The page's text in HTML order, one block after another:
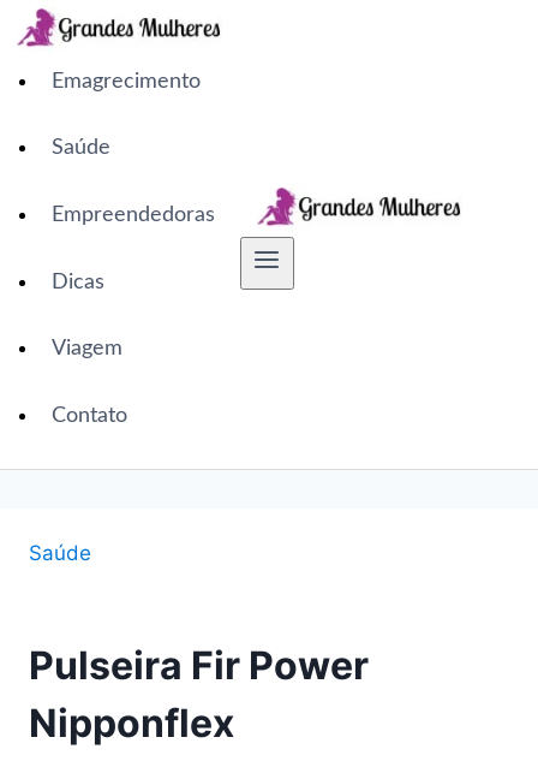
Pular
para
Emagrecimento
Saúde
Empreendedoras
Dicas
Viagem
Contato
Saúde
Pulseira Fir Power
Nipponflex